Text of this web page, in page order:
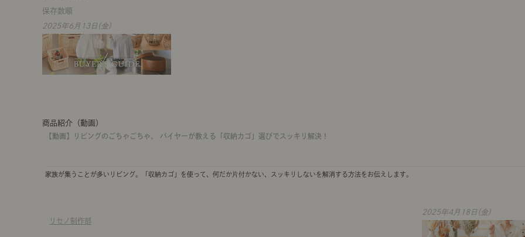
保存数順
2025年6月13日(金)
商品紹介（動画）
【動画】リビングのごちゃごちゃ、 バイヤーが教える「収納カゴ」選びでスッキリ解決！
家族が集うことが多いリビング。「収納カゴ」を使って、何だか片付かない、スッキリしないを解消する方法をお伝えします。
リセノ制作部
2025年4月18日(金)